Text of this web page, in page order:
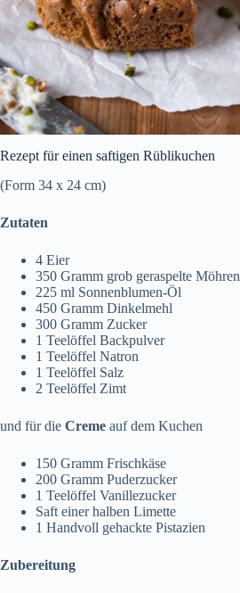
Rezept für einen saftigen Rüblikuchen
(Form 34 x 24 cm)
Zutaten
4 Eier
350 Gramm grob geraspelte Möhren
225 ml Sonnenblumen-Öl
450 Gramm Dinkelmehl
300 Gramm Zucker
1 Teelöffel Backpulver
1 Teelöffel Natron
1 Teelöffel Salz
2 Teelöffel Zimt
und für die Creme auf dem Kuchen
150 Gramm Frischkäse
200 Gramm Puderzucker
1 Teelöffel Vanillezucker
Saft einer halben Limette
1 Handvoll gehackte Pistazien
Zubereitung